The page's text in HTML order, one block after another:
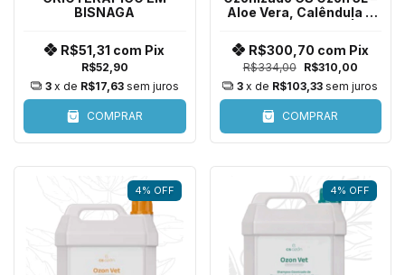
BISNAGA
R$52,90
R$51,31 com Pix
3 x de R$17,63 sem juros
COMPRAR
Aloe Vera, Calêndula e
Embalagem Econômica
para Todas as Espécies
R$334,00 R$310,00
R$300,70 com Pix
3 x de R$103,33 sem juros
COMPRAR
4% OFF 4% OFF